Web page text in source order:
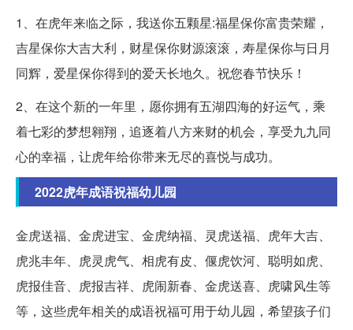
1、在虎年来临之际，我送你五颗星:福星保你富贵荣耀，
吉星保你大吉大利，财星保你财源滚滚，寿星保你与日月
同辉，爱星保你得到的爱天长地久。祝您春节快乐！
2、在这个新的一年里，愿你拥有五湖四海的好运气，乘
着七彩的梦想翱翔，追逐着八方来财的机会，享受九九同
心的幸福，让虎年给你带来无尽的喜悦与成功。
2022虎年成语祝福幼儿园
金虎送福、金虎进宝、金虎纳福、灵虎送福、虎年大吉、
虎兆丰年、虎灵虎气、相虎有皮、偃虎饮河、聪明如虎、
虎报佳音、虎报吉祥、虎闹新春、金虎送喜、虎啸风生等
等，这些虎年相关的成语祝福可用于幼儿园，希望孩子们